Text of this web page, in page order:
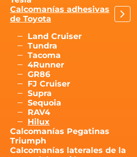
Calcomanías adhesivas
de Toyota
Land Cruiser
Tundra
Tacoma
4Runner
GR86
FJ Cruiser
Supra
Sequoia
RAV4
Hilux
Calcomanías Pegatinas
Triumph
Calcomanías laterales de la